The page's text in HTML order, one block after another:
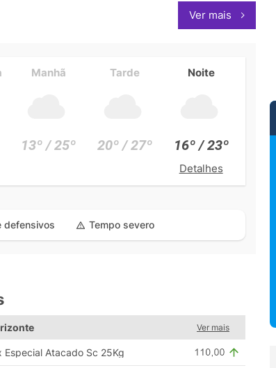
Ver mais
Manhã
13º / 25º
Tarde
20º / 27º
Noite
16º / 23º
Detalhes
defensivos Tempo severo
Ver mais
Especial Atacado Sc 25Kg